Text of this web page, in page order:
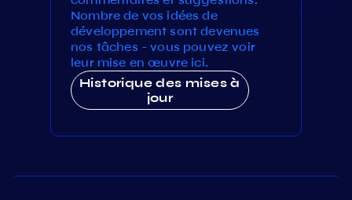
Nombre de vos idées de
développement sont devenues
nos tâches - vous pouvez voir
leur mise en œuvre ici.
Historique des mises à
jour